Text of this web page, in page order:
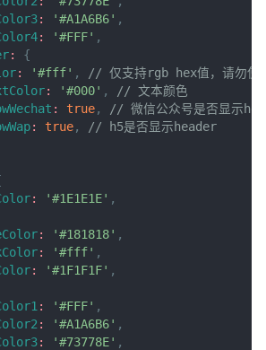
: '#A1A6B6' ,
: '#FFF' ,
:
{
: '#fff' ,
// 仅支持rgb hex值，请勿使
: '#000' ,
// 文本颜色
: true,
// 微信公众号是否显示
: true,
// h5是否显示header
: '#1E1E1E' ,
: '#181818' ,
: '#fff' ,
: '#1F1F1F' ,
: '#FFF' ,
: '#A1A6B6' ,
: '#73778E' ,